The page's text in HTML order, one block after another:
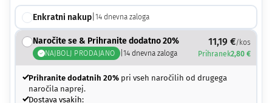
Enkratni nakup| 14dnevna zaloga
Naročite se & Prihranite dodatno 20%
NAJBOLJ PRODAJANO | 14dnevna zaloga
11,19 €/kos
Prihranek2,80 €
Prihranite dodatnih 20%pri vseh naročilih od drugega
naročila naprej.
Dostava vsakih: